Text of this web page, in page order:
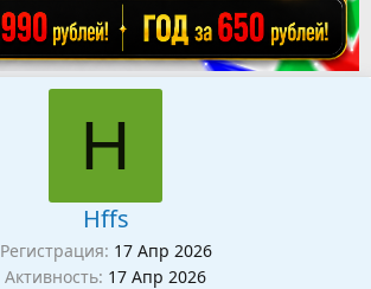
H
Hffs
Регистрация 17 Апр 2026
Активность 17 Апр 2026